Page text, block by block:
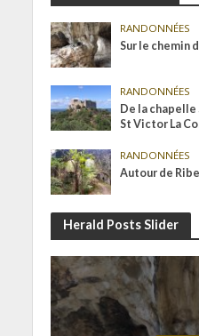
RANDONNÉES
Sur le chemin
RANDONNÉES
De la chapelle
St Victor La
RANDONNÉES
Autour de
Herald Posts Slider